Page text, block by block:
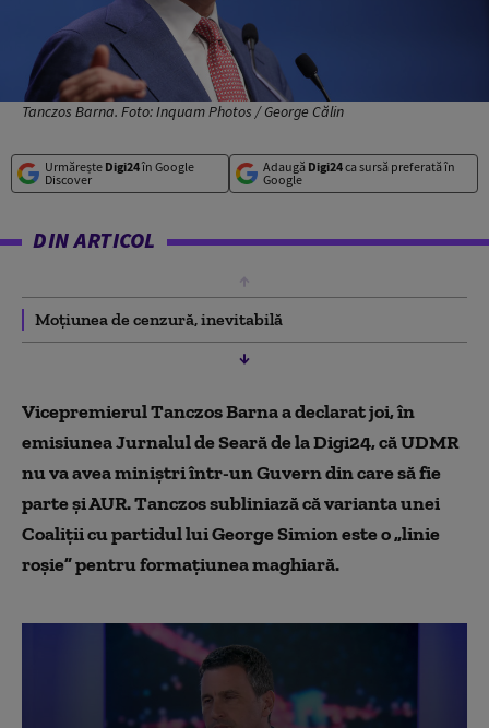
Tanczos Barna. Foto: Inquam Photos / George Călin
Urmărește Digi24în Google
Discover
Adaugă Digi24ca sursă preferată în
Google
DIN ARTICOL
Moțiunea de cenzură, inevitabilă
Vicepremierul Tanczos Barna a declarat joi, în
emisiunea Jurnalul de Seară de la Digi24, că UDMR
nu va avea miniştri într-un Guvern din care să fie
parte şi AUR. Tanczos subliniază că varianta unei
Coaliții cu partidul lui George Simion este o „linie
roşie” pentru formațiunea maghiară.